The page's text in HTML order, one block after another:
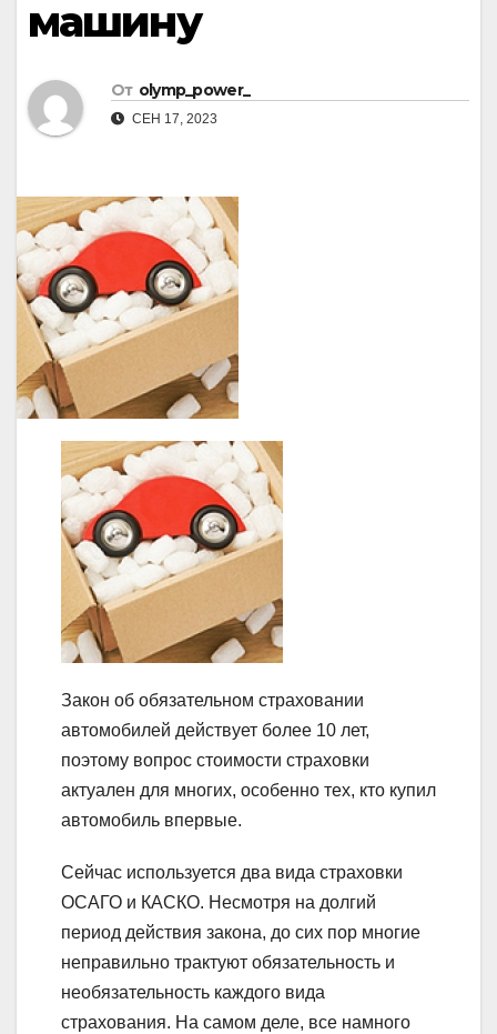
машину
От olymp_power_
СЕН 17, 2023
Закон об обязательном страховании
автомобилей действует более 10 лет,
поэтому вопрос стоимости страховки
актуален для многих, особенно тех, кто купил
автомобиль впервые.
Сейчас используется два вида страховки
ОСАГО и КАСКО. Несмотря на долгий
период действия закона, до сих пор многие
неправильно трактуют обязательность и
необязательность каждого вида
страхования. На самом деле, все намного